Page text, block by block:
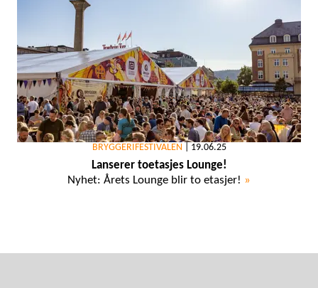
BRYGGERIFESTIVALEN 19.06.25
Lanserer toetasjes Lounge!
Nyhet: Årets Lounge blir to etasjer! »